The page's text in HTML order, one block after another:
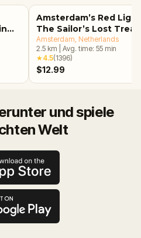
Amsterdam’s Red
The Sailor’s Lost
Amsterdam , Netherlands
2.5 km Avg. time: 55 min
★4.5(1396)
$12.99
und spiele
Welt